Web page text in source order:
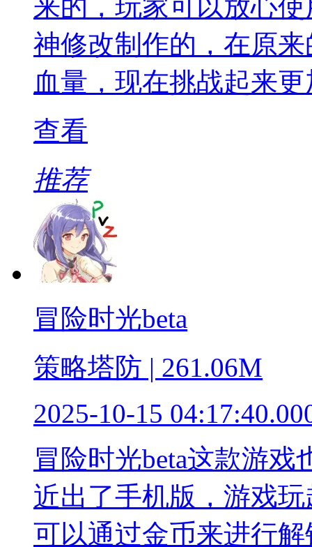
来的，玩家可以放心
神修改制作的，在原
血量，现在挑战起来
查看
推荐
冒险时光beta
策略塔防 | 261.06M
2025-10-15
冒险时光beta这款游
近出了手机版，游戏
可以通过金币来进行